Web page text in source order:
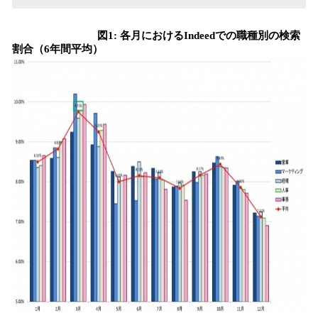
図1: 各月におけるIndeedでの職種別の検索
割合（6年間平均）